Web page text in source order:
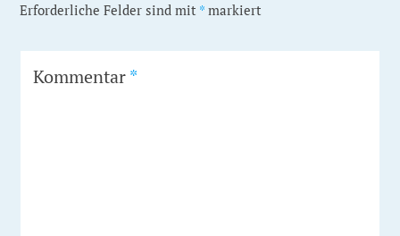
Erforderliche Felder sind mit * markiert
Kommentar*